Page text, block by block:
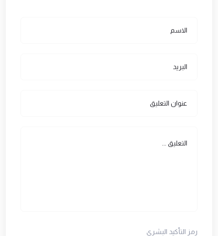
رمز التأكيد البشري